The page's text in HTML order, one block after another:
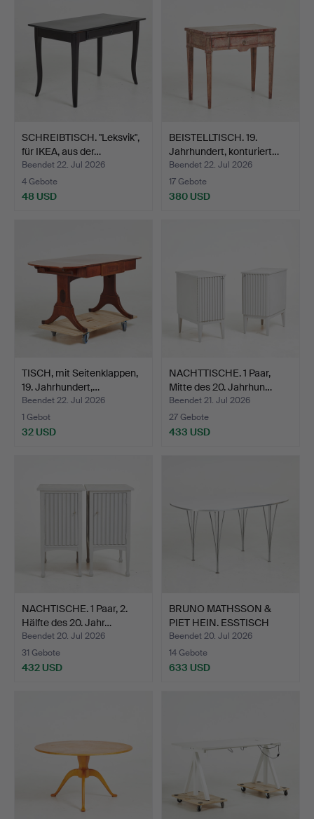
SCHREIBTISCH. "Leksvik",
für IKEA, aus der…
Beendet 22. Jul 2026
4 Gebote
48 USD
BEISTELLTISCH. 19.
Jahrhundert, konturiert…
Beendet 22. Jul 2026
17 Gebote
380 USD
TISCH, mit Seitenklappen,
19. Jahrhundert,…
Beendet 22. Jul 2026
1 Gebot
32 USD
NACHTTISCHE. 1 Paar,
Mitte des 20. Jahrhun…
Beendet 21. Jul 2026
27 Gebote
433 USD
NACHTISCHE. 1 Paar, 2.
Hälfte des 20. Jahr…
Beendet 20. Jul 2026
31 Gebote
432 USD
BRUNO MATHSSON &
PIET HEIN. ESSTISCH
"Supe…
Beendet 20. Jul 2026
14 Gebote
633 USD